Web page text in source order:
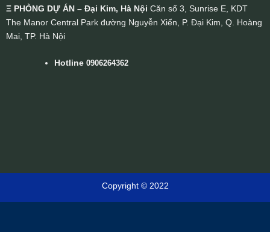
Ξ PHÒNG DỰ ÁN – Đại Kim, Hà Nội Căn số 3, Sunrise E, KDT
The Manor Central Park đường Nguyễn Xiển, P. Đại Kim, Q. Hoàng
Mai, TP. Hà Nội
Hotline0906264362
Copyright © 2022